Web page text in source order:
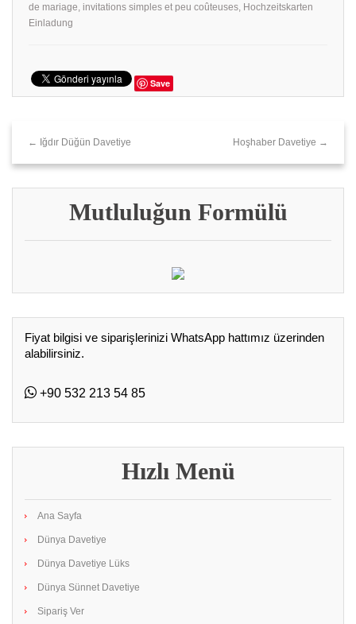
de mariage, invitations simples et peu coûteuses, Hochzeitskarten
Einladung
Save
← Iğdır Düğün Davetiye Hoşhaber Davetiye →
Mutluluğun Formülü
Fiyat bilgisi ve siparişlerinizi WhatsApp hattımız üzerinden
alabilirsiniz.
+90 532 213 54 85
Hızlı Menü
Ana Sayfa
Dünya Davetiye
Dünya Davetiye Lüks
Dünya Sünnet Davetiye
Sipariş Ver